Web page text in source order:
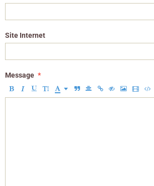
Site Internet
Message